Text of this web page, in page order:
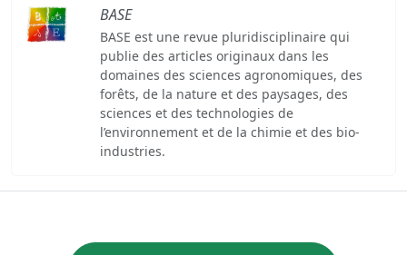
BASE
BASE est une revue pluridisciplinaire qui
publie des articles originaux dans les
domaines des sciences agronomiques, des
forêts, de la nature et des paysages, des
sciences et des technologies de
l’environnement et de la chimie et des bio-
industries.